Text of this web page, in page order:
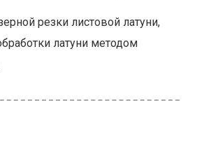
резки листовой латуни,
латуни методом